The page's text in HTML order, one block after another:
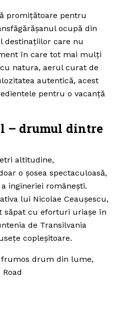
promițătoare pentru
ocupă din
destinațiilor care nu
în care tot mai mulți
natura, aerul curat de
autentică, acest
pentru o vacanță
– drumul dintre
altitudine,
o șosea spectaculoasă,
ingineriei românești.
lui Nicolae Ceaușescu,
săpat cu eforturi uriașe în
de Transilvania
copleșitoare.